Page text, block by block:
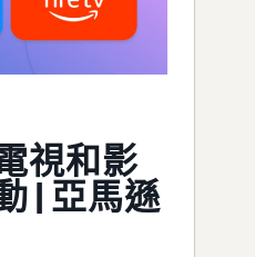
視和影
| 亞馬遜